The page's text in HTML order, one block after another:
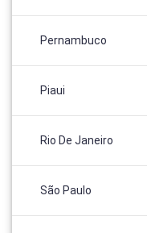
Pernambuco
Piaui
Rio De Janeiro
São Paulo